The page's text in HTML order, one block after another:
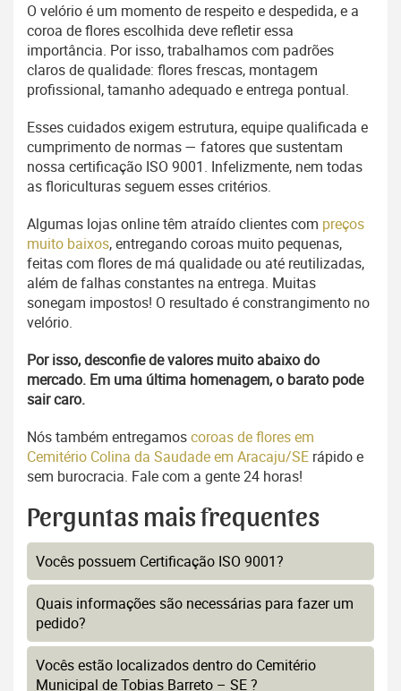
O velório é um momento de respeito e despedida, e a
coroa de flores escolhida deve refletir essa
importância. Por isso, trabalhamos com padrões
claros de qualidade: flores frescas, montagem
profissional, tamanho adequado e entrega pontual.
Esses cuidados exigem estrutura, equipe qualificada e
cumprimento de normas — fatores que sustentam
nossa certificação ISO 9001. Infelizmente, nem todas
as floriculturas seguem esses critérios.
Algumas lojas online têm atraído clientes com preços
muito baixos, entregando coroas muito pequenas,
feitas com flores de má qualidade ou até reutilizadas,
além de falhas constantes na entrega. Muitas
sonegam impostos! O resultado é constrangimento no
velório.
Por isso, desconfie de valores muito abaixo do
mercado. Em uma última homenagem, o barato pode
sair caro.
Nós também entregamoscoroas de flores em
Cemitério Colina da Saudade em Aracaju/SE rápido e
sem burocracia. Fale com a gente 24 horas!
Perguntas mais frequentes
Vocês possuem Certificação ISO 9001?
Quais informações são necessárias para fazer um
pedido?
Vocês estão localizados dentro do Cemitério
Municipal de Tobias Barreto – SE ?